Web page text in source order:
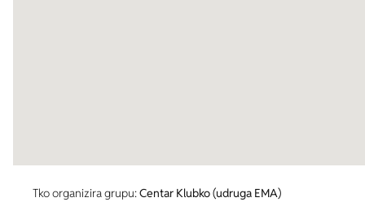
Tko organizira grupu:Centar Klubko (udruga EMA)